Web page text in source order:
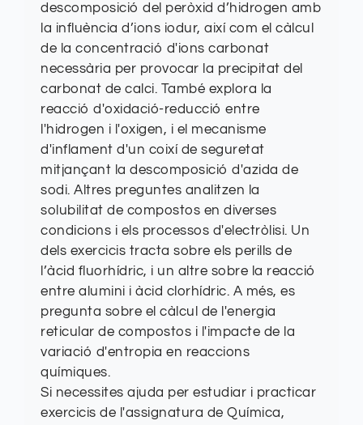
descomposició del peròxid d’hidrogen amb
la influència d’ions iodur, així com el càlcul
de la concentració d'ions carbonat
necessària per provocar la precipitat del
carbonat de calci. També explora la
reacció d'oxidació-reducció entre
l'hidrogen i l'oxigen, i el mecanisme
d'inflament d'un coixí de seguretat
mitjançant la descomposició d'azida de
sodi. Altres preguntes analitzen la
solubilitat de compostos en diverses
condicions i els processos d'electròlisi. Un
dels exercicis tracta sobre els perills de
l’àcid fluorhídric, i un altre sobre la reacció
entre alumini i àcid clorhídric. A més, es
pregunta sobre el càlcul de l'energia
reticular de compostos i l'impacte de la
variació d'entropia en reaccions
químiques.
Si necessites ajuda per estudiar i practicar
exercicis de l'assignatura de Química,